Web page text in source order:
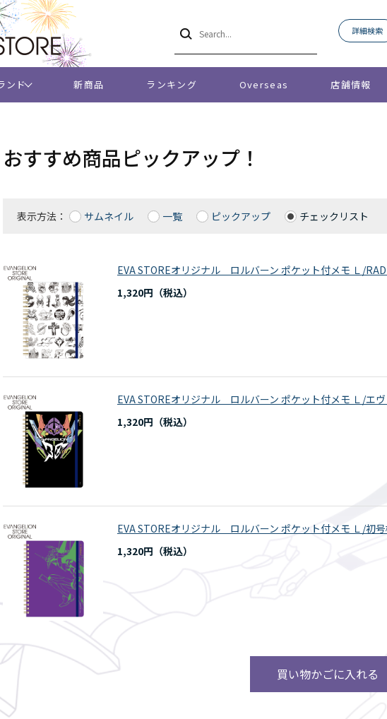
詳細検索
ンド 新商品 ランキング Overseas 店舗情報
おすすめ商品ピックアップ！
表示方法： サムネイル 一覧 ピックアップ チェックリスト
EVA STOREオリジナル ロルバーン ポケット付メモ Ｌ/
1,320円
EVA STOREオリジナル ロルバーン ポケット付メモ Ｌ/エ
1,320円
EVA STOREオリジナル ロルバーン ポケット付メモ Ｌ/初
1,320円
買い物かごに入れる